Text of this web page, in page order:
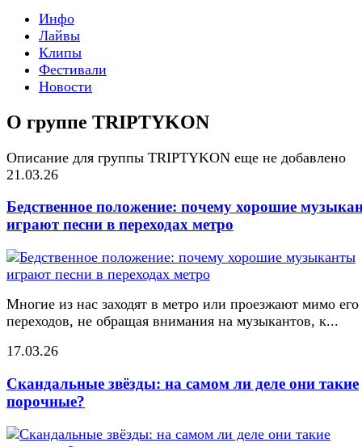
Инфо
Лайвы
Клипы
Фестивали
Новости
О группе TRIPTYKON
Описание для группы TRIPTYKON еще не добавлено
21.03.26
Бедственное положение: почему хорошие
играют песни в переходах метро
Многие из нас заходят в метро или проезжают мимо его
переходов, не обращая внимания на музыкантов, к...
17.03.26
Скандальные звёзды: на самом ли деле они такие
порочные?